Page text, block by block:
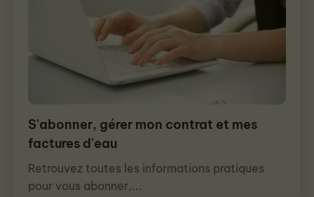
S'abonner, gérer mon contrat et mes
factures d'eau
Retrouvez toutes les informations pratiques
pour vous abonner,...